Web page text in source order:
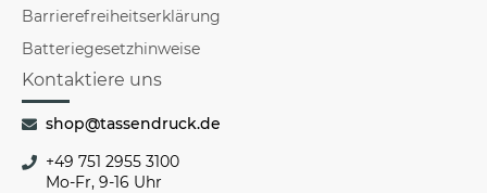
Barrierefreiheitserklärung
Batteriegesetzhinweise
Kontaktiere uns
shop@tassendruck.de
+49 751 2955 3100
Mo-Fr, 9-16 Uhr